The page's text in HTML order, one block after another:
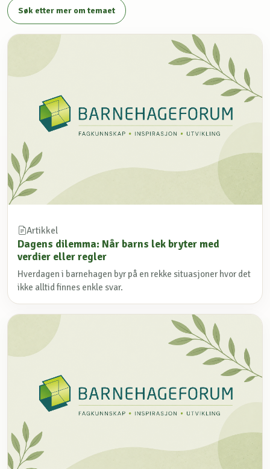
Søk etter mer om temaet
Artikkel
Dagens dilemma: Når barns lek bryter med
verdier eller regler
Hverdagen i barnehagen byr på en rekke situasjoner hvor det
ikke alltid finnes enkle svar.